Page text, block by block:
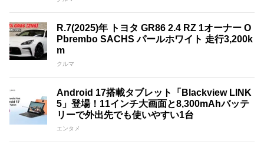
R.7(2025)年 トヨタ GR86 2.4 RZ 1オーナー O
Pbrembo SACHS パールホワイト 走行3,200k
m
クルマ
Android 17搭載タブレット「Blackview LINK
5」登場！11インチ大画面と8,300mAhバッテ
リーで外出先でも使いやすい1台
エンタメ